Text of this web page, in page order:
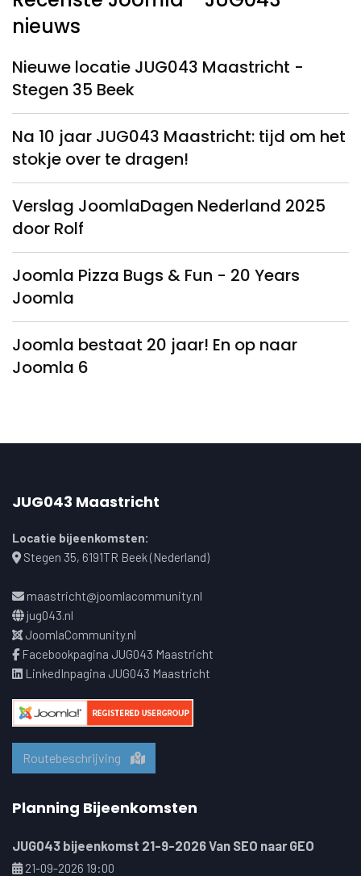
nieuws
Nieuwe locatie JUG043 Maastricht -
Stegen 35 Beek
Na 10 jaar JUG043 Maastricht: tijd om het
stokje over te dragen!
Verslag JoomlaDagen Nederland 2025
door Rolf
Joomla Pizza Bugs & Fun - 20 Years
Joomla
Joomla bestaat 20 jaar! En op naar
Joomla 6
JUG043 Maastricht
Locatie bijeenkomsten:
Stegen 35, 6191TR Beek (Nederland)
maastricht@joomlacommunity.nl
jug043.nl
JoomlaCommunity.nl
Facebookpagina JUG043 Maastricht
LinkedInpagina JUG043 Maastricht
Routebeschrijving
Planning Bijeenkomsten
JUG043 bijeenkomst 21-9-2026 Van SEO naar GEO
21-09-2026 19:00